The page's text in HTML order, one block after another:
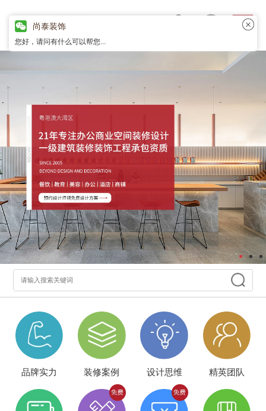
品牌实力 装修案例 设计思维 精英团队
尚泰装饰
您好，请问有什么可以帮您...